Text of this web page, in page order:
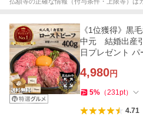
《1位獲得》黒
中元 結婚出産
日プレゼント
4,980円
5% （231pt）
4.71